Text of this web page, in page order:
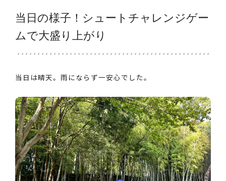
当日の様子！シュートチャレンジゲー
ムで大盛り上がり
当日は晴天。雨にならず一安心でした。